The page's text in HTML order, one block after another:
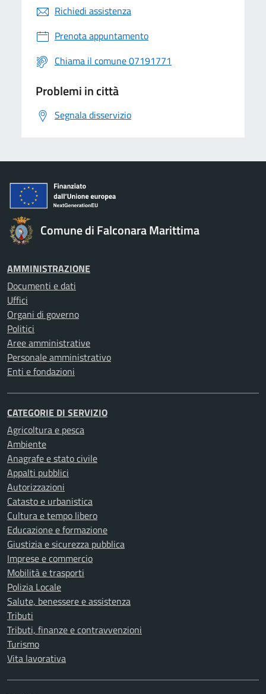
Richiedi assistenza
Prenota appuntamento
Chiama il comune 07191771
Problemi in città
Segnala disservizio
Comune di Falconara Marittima
AMMINISTRAZIONE
Documenti e dati
Uffici
Organi di governo
Politici
Aree amministrative
Personale amministrativo
Enti e fondazioni
CATEGORIE DI SERVIZIO
Agricoltura e pesca
Ambiente
Anagrafe e stato civile
Appalti pubblici
Autorizzazioni
Catasto e urbanistica
Cultura e tempo libero
Educazione e formazione
Giustizia e sicurezza pubblica
Imprese e commercio
Mobilità e trasporti
Polizia Locale
Salute, benessere e assistenza
Tributi
Tributi, finanze e contravvenzioni
Turismo
Vita lavorativa